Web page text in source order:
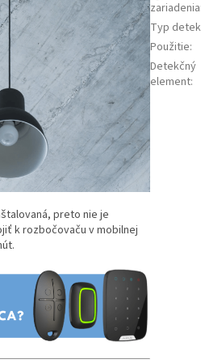
preto nie je
k rozbočovaču v mobilnej
zariadenia
Typ
Použitie:
Detekčný
element: